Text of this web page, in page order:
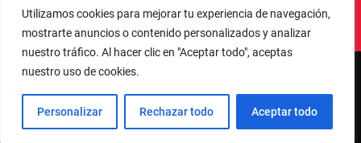
Utilizamos cookies para mejorar tu experiencia de navegación,
mostrarte anuncios o contenido personalizados y analizar
nuestro tráfico. Al hacer clic en "Aceptar todo", aceptas
nuestro uso de cookies.
Personalizar Rechazar todo Aceptar todo
NORTE EN LÍNEA - TODOS LOS DERECHOS RESERVADOS